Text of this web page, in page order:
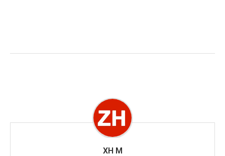
XH M